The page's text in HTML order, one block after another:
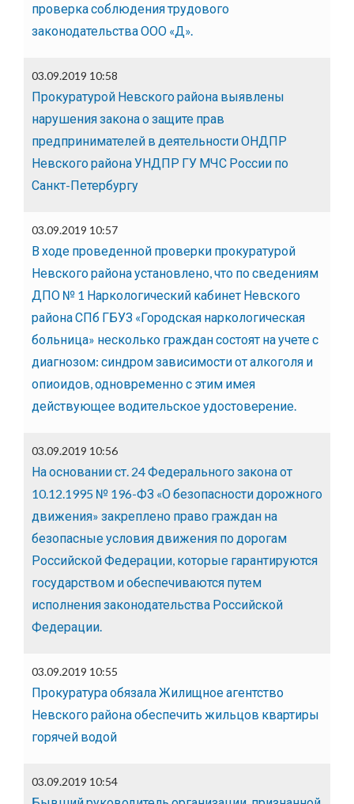
проверка соблюдения трудового
законодательства ООО «Д».
03.09.2019 10:58
Прокуратурой Невского района выявлены
нарушения закона о защите прав
предпринимателей в деятельности ОНДПР
Невского района УНДПР ГУ МЧС России по
Санкт-Петербургу
03.09.2019 10:57
В ходе проведенной проверки прокуратурой
Невского района установлено, что по сведениям
ДПО № 1 Наркологический кабинет Невского
района СПб ГБУЗ «Городская наркологическая
больница» несколько граждан состоят на учете с
диагнозом: синдром зависимости от алкоголя и
опиоидов, одновременно с этим имея
действующее водительское удостоверение.
03.09.2019 10:56
На основании ст. 24 Федерального закона от
10.12.1995 № 196-ФЗ «О безопасности дорожного
движения» закреплено право граждан на
безопасные условия движения по дорогам
Российской Федерации, которые гарантируются
государством и обеспечиваются путем
исполнения законодательства Российской
Федерации.
03.09.2019 10:55
Прокуратура обязала Жилищное агентство
Невского района обеспечить жильцов квартиры
горячей водой
03.09.2019 10:54